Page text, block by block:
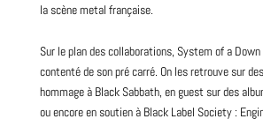
la scène metal française.
Sur le plan des collaborations, System of a
contenté de son pré carré. On les retrouve sur
hommage à BlackSabbath, en guest sur des
ou encore en soutien à Black Label Society :